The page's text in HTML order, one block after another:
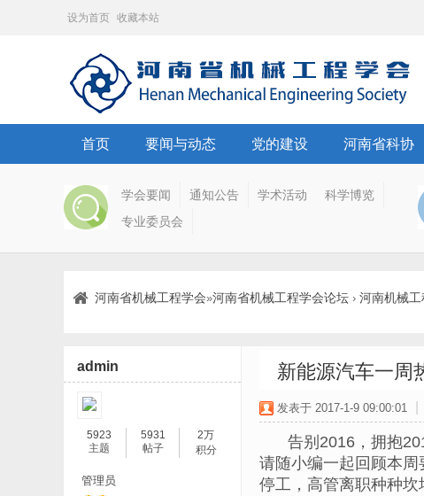
设为首页 收藏本站
首页 要闻与动态 党的建设 河南省科协
学会要闻 通知公告 学术活动
科学博览
专业委员会
河南省机械工程学会»河南省机械工程学会论坛 › 河南机械
admin
5923
主题
5931
帖子
2万
积分
管理员
新能源汽车一周
发表于 2017-1-9 09:00:01
告别2016，拥抱
请随小编一起回顾本
停工，高管离职种种坎